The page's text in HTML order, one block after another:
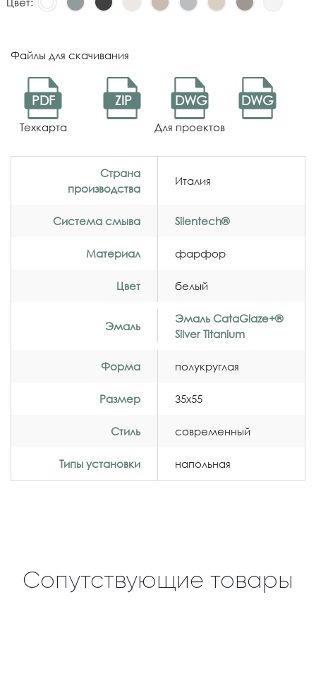
Файлы для скачивания
PDF
Техкарта
ZIP DWG DWG
Для проектов
Страна
производства
Италия
Система смыва Silentech®
Материал фарфор
Цвет белый
Эмаль
Эмаль CataGlaze+®
Silver Titanium
Форма полукруглая
Размер 35x55
Стиль современный
Типы установки напольная
Сопутствующие товары